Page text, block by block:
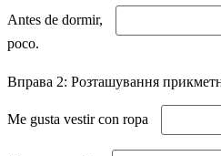
Antes de dormir,
poco.
Вправа 2: Розташування
Me gusta vestir con ropa